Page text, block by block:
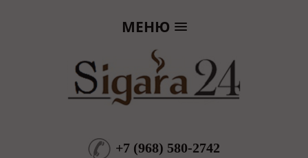
МЕНЮ
+7 (968) 580-2742